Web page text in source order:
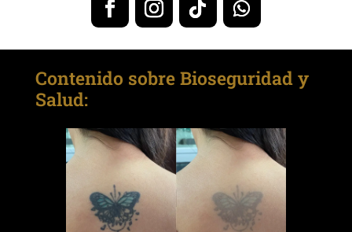
Contenido sobre Bioseguridad y
Salud: